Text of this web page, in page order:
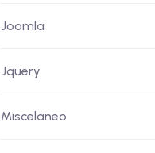
Joomla
Jquery
Miscelaneo